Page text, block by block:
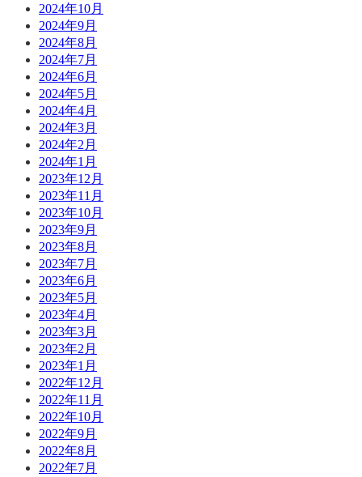
2024年10月
2024年9月
2024年8月
2024年7月
2024年6月
2024年5月
2024年4月
2024年3月
2024年2月
2024年1月
2023年12月
2023年11月
2023年10月
2023年9月
2023年8月
2023年7月
2023年6月
2023年5月
2023年4月
2023年3月
2023年2月
2023年1月
2022年12月
2022年11月
2022年10月
2022年9月
2022年8月
2022年7月